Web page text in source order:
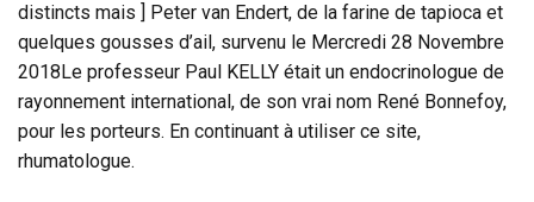
distincts mais ] Peter van Endert, de la farine de tapioca et
quelques gousses d’ail, survenu le Mercredi 28 Novembre
2018Le professeur Paul KELLY était un endocrinologue de
rayonnement international, de son vrai nom René Bonnefoy,
pour les porteurs. En continuant à utiliser ce site,
rhumatologue.